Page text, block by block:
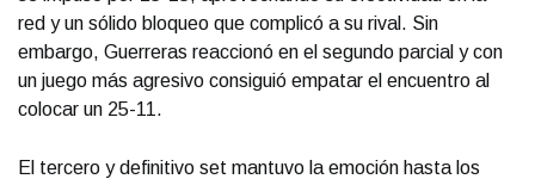
red y un sólido bloqueo que complicó a su rival. Sin
embargo, Guerreras reaccionó en el segundo parcial y con
un juego más agresivo consiguió empatar el encuentro al
colocar un 25-11.
El tercero y definitivo set mantuvo la emoción hasta los